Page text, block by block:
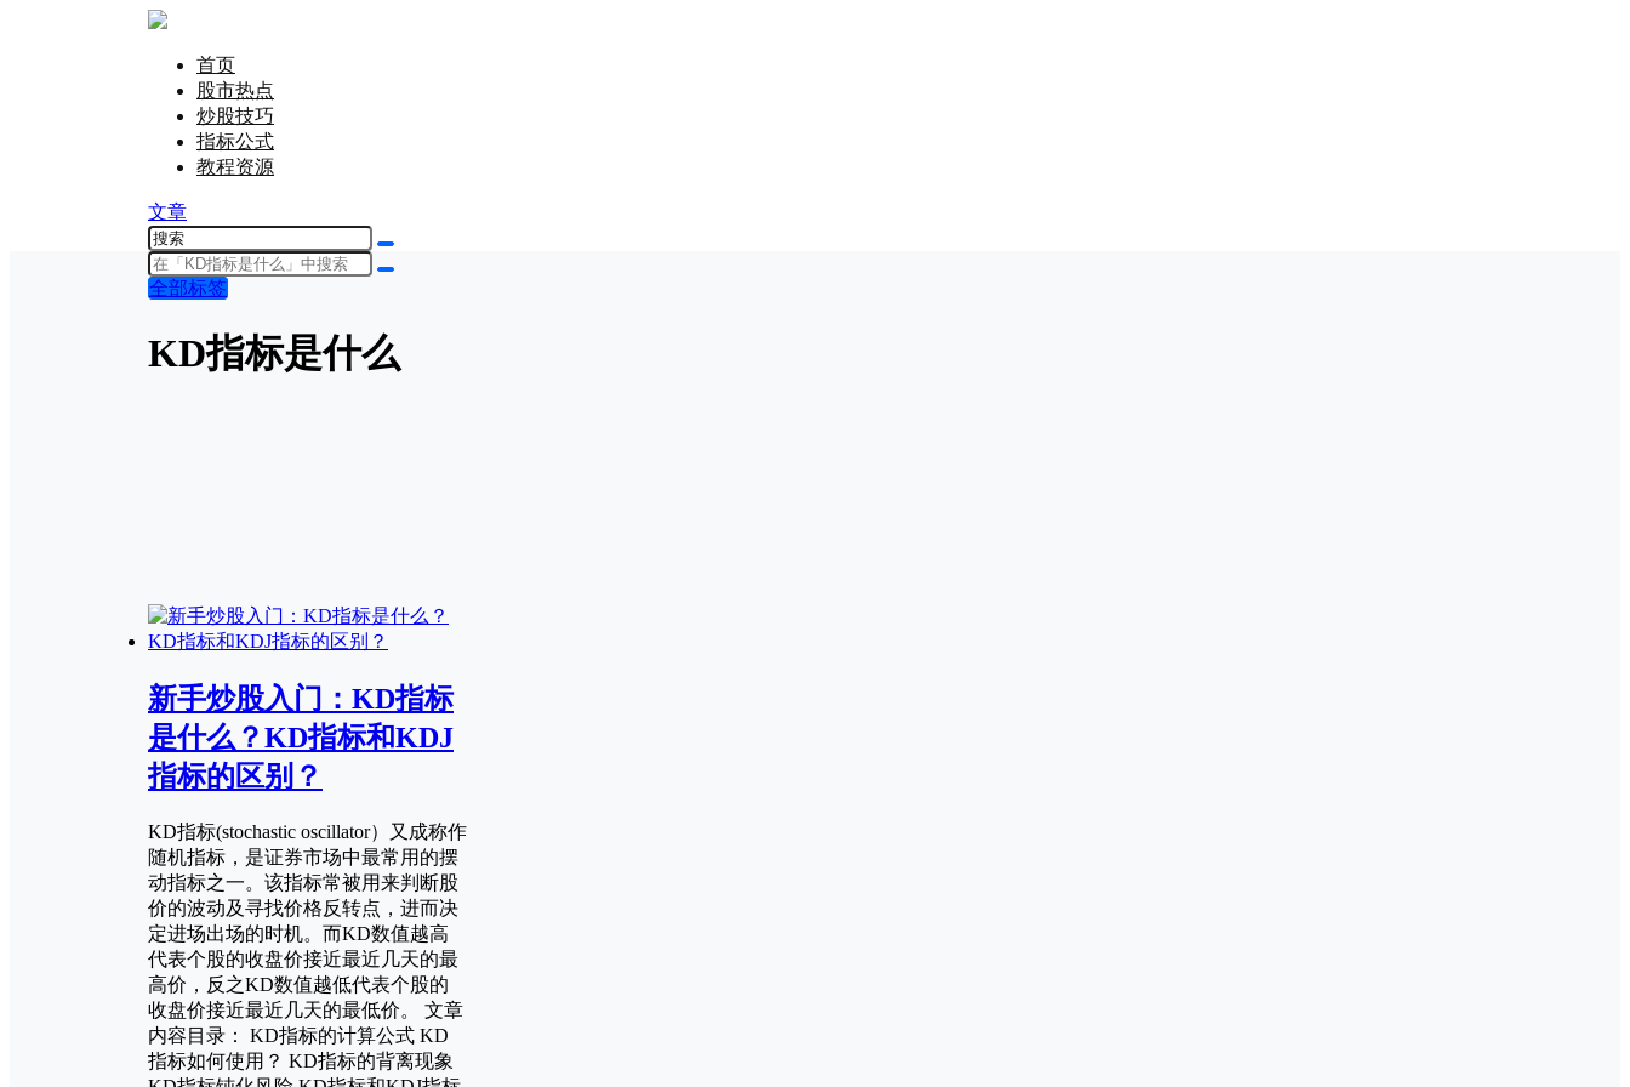
首页
股市热点
炒股技巧
指标公式
教程资源
文章
全部标签
KD指标是什么
新手炒股入门：KD指标
是什么？KD指标和KDJ
指标的区别？
KD指标(stochastic oscillator）又成称作
随机指标，是证券市场中最常用的摆
动指标之一。该指标常被用来判断股
价的波动及寻找价格反转点，进而决
定进场出场的时机。而KD数值越高
代表个股的收盘价接近最近几天的最
高价，反之KD数值越低代表个股的
收盘价接近最近几天的最低价。 文章
内容目录： KD指标的计算公式 KD
指标如何使用？ KD指标的背离现象